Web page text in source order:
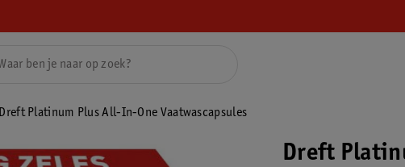
Dreft Platinum Plus All-In-One Vaatwascapsules
Dreft